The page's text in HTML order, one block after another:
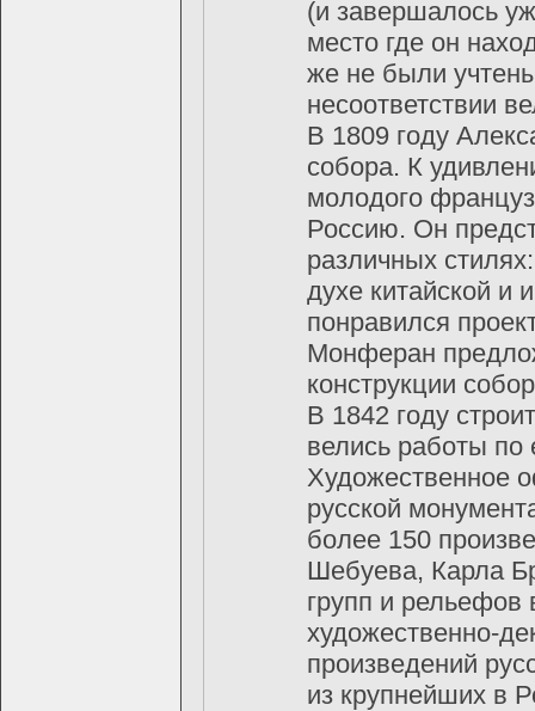
(и завершалось
место где он
же не были
несоответствии
В 1809 году
собора. К
молодого
Россию. Он
различных
духе китайской и
понравился
Монферан
конструкции
В 1842 году
велись работы по
Художественное
русской
более 150
Шебуева, Карла
групп и
художественно-
произведений
из крупнейших в